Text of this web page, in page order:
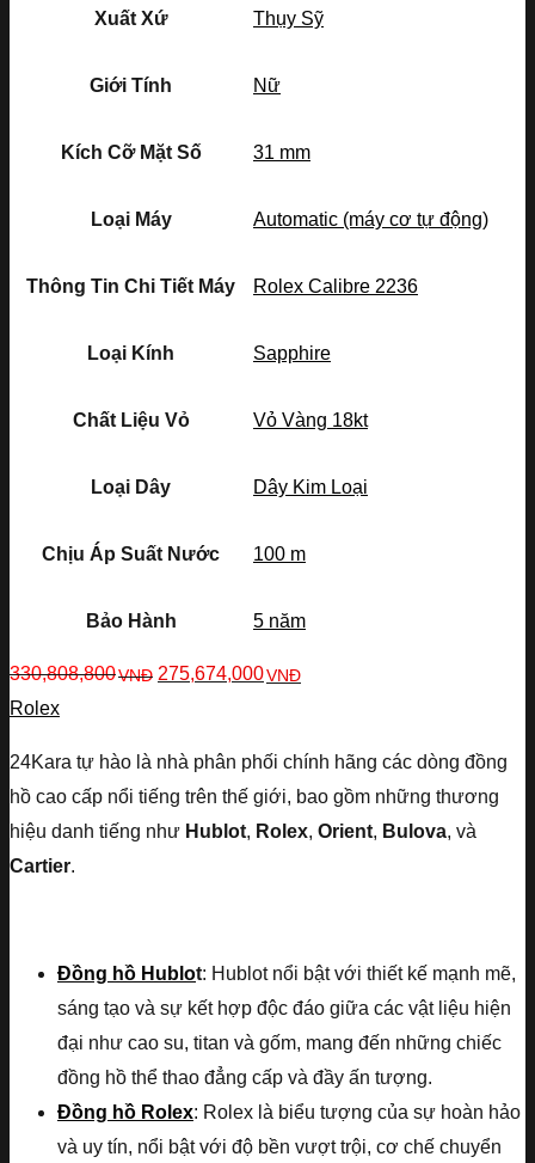
Xuất Xứ Thụy Sỹ
Giới Tính Nữ
Kích Cỡ Mặt Số 31 mm
Loại Máy Automatic (máy cơ tự động)
Thông Tin Chi Tiết Máy Rolex Calibre 2236
Loại Kính Sapphire
Chất Liệu Vỏ Vỏ Vàng 18kt
Loại Dây Dây Kim Loại
Chịu Áp Suất Nước 100 m
Bảo Hành 5 năm
330,808,800VNĐ 275,674,000VNĐ
Rolex
24Kara tự hào là nhà phân phối chính hãng các dòng đồng
hồ cao cấp nổi tiếng trên thế giới, bao gồm những thương
hiệu danh tiếng như Hublot, Rolex, Orient, Bulova, và
Cartier.
Đồng hồ Hublot: Hublot nổi bật với thiết kế mạnh mẽ,
sáng tạo và sự kết hợp độc đáo giữa các vật liệu hiện
đại như cao su, titan và gốm, mang đến những chiếc
đồng hồ thể thao đẳng cấp và đầy ấn tượng.
Đồng hồ Rolex: Rolex là biểu tượng của sự hoàn hảo
và uy tín, nổi bật với độ bền vượt trội, cơ chế chuyển